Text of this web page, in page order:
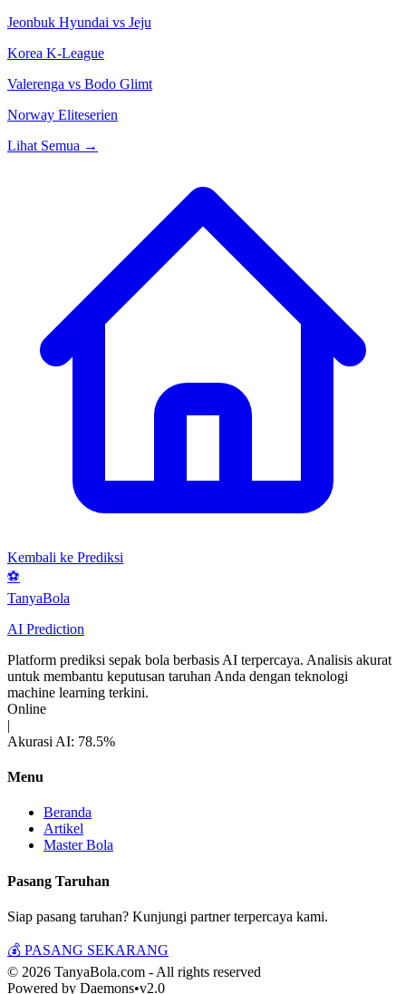
Jeonbuk Hyundai vs Jeju
Korea K-League
Valerenga vs Bodo Glimt
Norway Eliteserien
Lihat Semua →
Kembali ke Prediksi
⚽
TanyaBola
AI Prediction
Platform prediksi sepak bola berbasis AI terpercaya. Analisis akurat
untuk membantu keputusan taruhan Anda dengan teknologi
machine learning terkini.
Online
|
Akurasi AI: 78.5%
Menu
Beranda
Artikel
Master Bola
Pasang Taruhan
Siap pasang taruhan? Kunjungi partner terpercaya kami.
💰 PASANG SEKARANG
© 2026 TanyaBola.com - All rights reserved
Powered by Daemons•v2.0